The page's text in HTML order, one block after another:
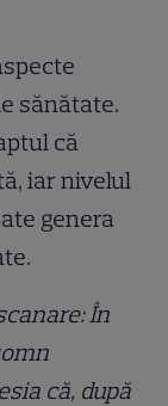
sănătate.
că
iar nivelul
genera
În
că, după